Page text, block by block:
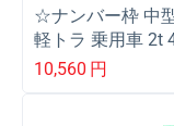
☆ナンバー枠 中
軽トラ 乗用車 2t
10,560 円